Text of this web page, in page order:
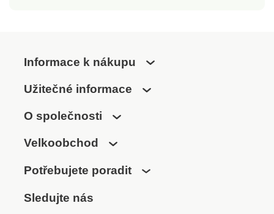
Informace k nákupu
Užitečné informace
O společnosti
Velkoobchod
Potřebujete poradit
Sledujte nás